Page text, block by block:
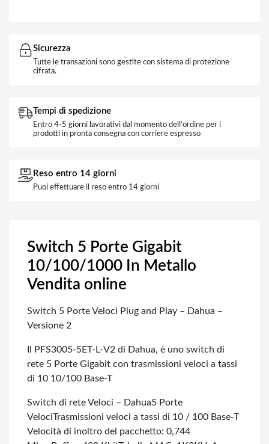
Sicurezza
Tutte le transazioni sono gestite con sistema di protezione
cifrata.
Tempi di spedizione
Entro 4-5 giorni lavorativi dal momento dell'ordine per i
prodotti in pronta consegna con corriere espresso
Reso entro 14 giorni
Puoi effettuare il reso entro 14 giorni
Switch 5 Porte Gigabit
10/100/1000 In Metallo
Vendita online
Switch 5 Porte Veloci Plug and Play – Dahua –
Versione 2
Il PFS3005-5ET-L-V2 di Dahua, è uno switch di
rete 5 Porte Gigabit con trasmissioni veloci a tassi
di 10 10/100 Base-T
Switch di rete Veloci – Dahua5 Porte
VelociTrasmissioni veloci a tassi di 10 / 100 Base-T
Velocità di inoltro del pacchetto: 0,744